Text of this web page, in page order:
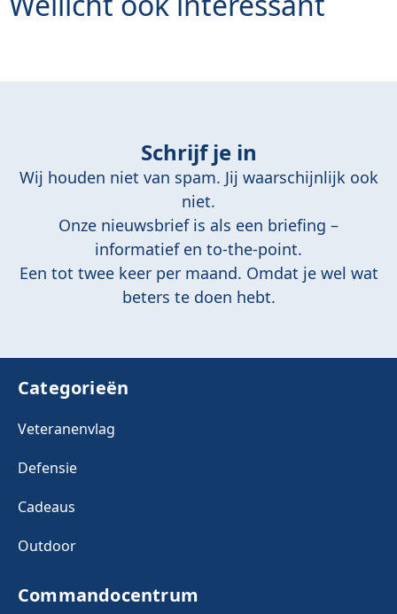
Schrijf je in
Wij houden niet van spam. Jij waarschijnlijk ook
niet.
Onze nieuwsbrief is als een briefing –
informatief en to-the-point.
Een tot twee keer per maand. Omdat je wel wat
beters te doen hebt.
Categorieën
Veteranenvlag
Defensie
Cadeaus
Outdoor
Commandocentrum